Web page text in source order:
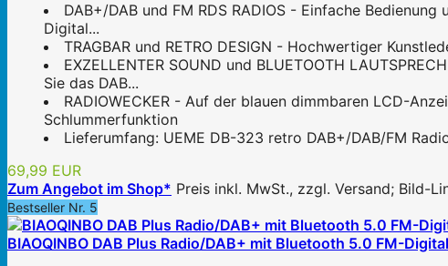
DAB+/DAB und FM RDS RADIOS - Einfache
Digital...
TRAGBAR und RETRO DESIGN - Hochwertiger
EXZELLENTER SOUND und BLUETOOTH
Sie das DAB...
RADIOWECKER - Auf der blauen dimmbaren LCD-
Schlummerfunktion
Lieferumfang: UEME DB-323 retro DAB+/DAB/FM
69,99 EUR
Zum Angebot im Shop* Preis inkl. MwSt., zzgl. Versand; Bild-
Bestseller Nr. 5
BIAOQINBO DAB Plus Radio/DAB+ mit Bluetooth 5.0 FM-